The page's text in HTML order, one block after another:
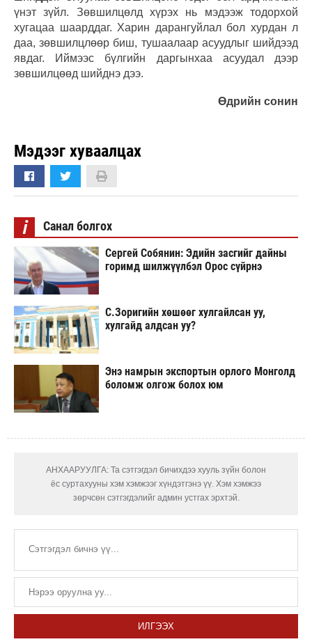
үнэт зүйл. Зөвшилцөлд хүрэх нь мэдээж тодорхой
хугацаа шаарддаг. Харин дарангуйлал бол хурдан л
даа, зөвшилцлөөр биш, тушаалаар асуудлыг шийдээд
явдаг. Иймээс бүлгийн даргынхаа асуудал дээр
зөвшилцөөд шийднэ дээ.
Өдрийн сонин
Мэдээг хуваалцах
i Санал болгох
Сергей Собянин: Эдийн засгийг дайны
горимд шилжүүлбэл Орос сүйрнэ
С.Зоригийн хөшөөг хулгайлсан уу,
хулгайд алдсан уу?
Энэ намрын экспортын орлого Монголд
боломж олгож болох юм
АНХААРУУЛГА: Та сэтгэгдэл бичихдээ хууль зүйн болон
ёс суртахууны хэм хэмжээг хүндэтгэнэ үү. Хэм хэмжээ
зөрчсөн сэтгэгдэлийг админ устгах эрхтэй.
ИЛГЭЭХ